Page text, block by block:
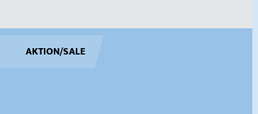
AKTION/SALE